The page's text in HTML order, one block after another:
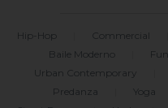
Hip-Hop Commercial
Baile Moderno
Urban Contemporary
Predanza
Yoga